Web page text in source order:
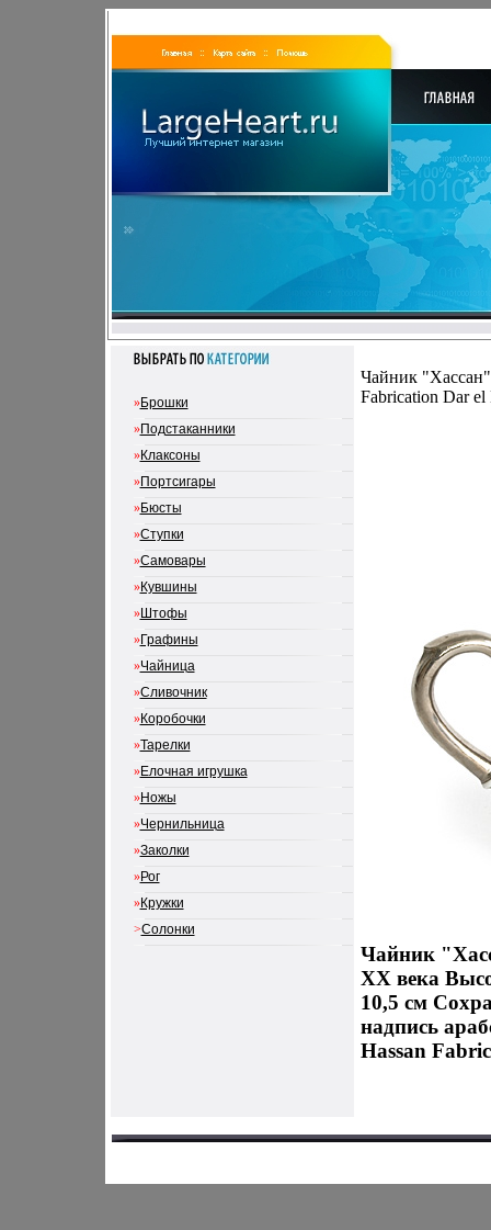
»Брошки
»Подстаканники
»Клаксоны
»Портсигары
»Бюсты
»Ступки
»Самовары
»Кувшины
»Штофы
»Графины
»Чайница
»Сливочник
»Коробочки
»Тарелки
»Елочная игрушка
»Ножы
»Чернильница
»Заколки
»Рог
»Кружки
>Солонки
Чайник
Fabrication Dar
Чайник
ХХ века
10,5 см
надпись
Hassan